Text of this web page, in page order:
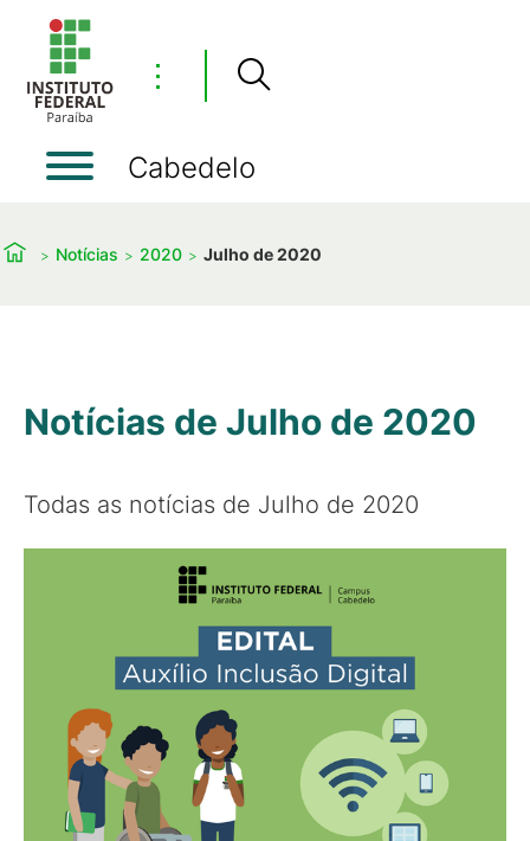
⋮
Cabedelo
Notícias 2020 Julho de 2020
Notícias de Julho de 2020
Todas as notícias de Julho de 2020